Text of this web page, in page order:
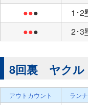
●●● 1･2
●●● 2･3
8回裏 ヤクル
アウトカウント ラン